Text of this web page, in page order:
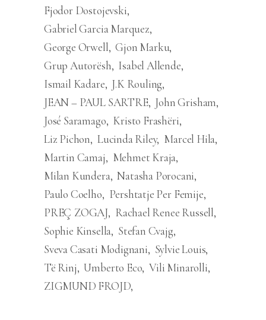
Fjodor Dostojevski
Gabriel Garcia Marquez
George Orwell Gjon Marku
Grup Autorësh Isabel Allende
Ismail Kadare J.K Rouling
JEAN – PAUL SARTRE John Grisham
José Saramago Kristo Frashëri
Liz Pichon Lucinda Riley Marcel Hila
Martin Camaj
Mehmet Kraja
Milan Kundera Natasha Porocani
Paulo Coelho
Pershtatje Per Femije
PREÇ ZOGAJ
Rachael Renee Russell
Sophie Kinsella Stefan Cvajg
Sveva Casati Modignani
Sylvie Louis
Të Rinj Umberto Eco Vili Minarolli
ZIGMUND FROJD